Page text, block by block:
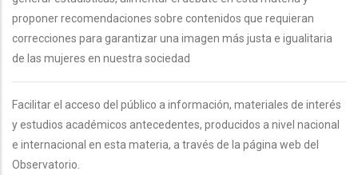
proponer recomendaciones sobre contenidos que requieran
correcciones para garantizar una imagen más justa e igualitaria
de las mujeres en nuestra sociedad
Facilitar el acceso del público a información, materiales de interés
y estudios académicos antecedentes, producidos a nivel nacional
e internacional en esta materia, a través de la página web del
Observatorio.